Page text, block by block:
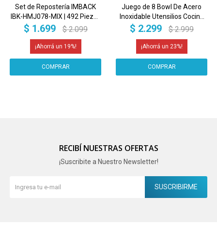
Set de Repostería IMBACK
IBK-HMJ078-MIX | 492 Piezas
Profesionales | Decoración de
$ 1.699 $ 2.099
19
Juego de 8 Bowl De Acero
Inoxidable Utensilios Cocina
Profesional IMBACK
$ 2.299 $ 2.999
23
RECIBÍ NUESTRAS OFERTAS
¡Suscribite a Nuestro Newsletter!
SUSCRIBIRME